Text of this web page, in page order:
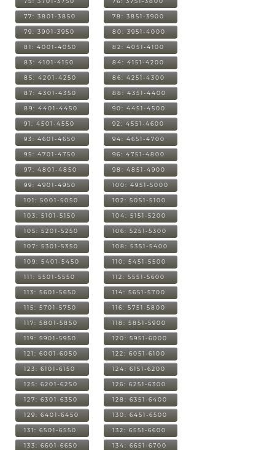
77: 3801-3850 78: 3851-3900
79: 3901-3950 80: 3951-4000
81: 4001-4050 82: 4051-4100
83: 4101-4150 84: 4151-4200
85: 4201-4250 86: 4251-4300
87: 4301-4350 88: 4351-4400
89: 4401-4450 90: 4451-4500
91: 4501-4550 92: 4551-4600
93: 4601-4650 94: 4651-4700
95: 4701-4750 96: 4751-4800
97: 4801-4850 98: 4851-4900
99: 4901-4950 100: 4951-5000
101: 5001-5050 102: 5051-5100
103: 5101-5150 104: 5151-5200
105: 5201-5250 106: 5251-5300
107: 5301-5350 108: 5351-5400
109: 5401-5450 110: 5451-5500
111: 5501-5550 112: 5551-5600
113: 5601-5650 114: 5651-5700
115: 5701-5750 116: 5751-5800
117: 5801-5850 118: 5851-5900
119: 5901-5950 120: 5951-6000
121: 6001-6050 122: 6051-6100
123: 6101-6150 124: 6151-6200
125: 6201-6250 126: 6251-6300
127: 6301-6350 128: 6351-6400
129: 6401-6450 130: 6451-6500
131: 6501-6550 132: 6551-6600
133: 6601-6650 134: 6651-6700